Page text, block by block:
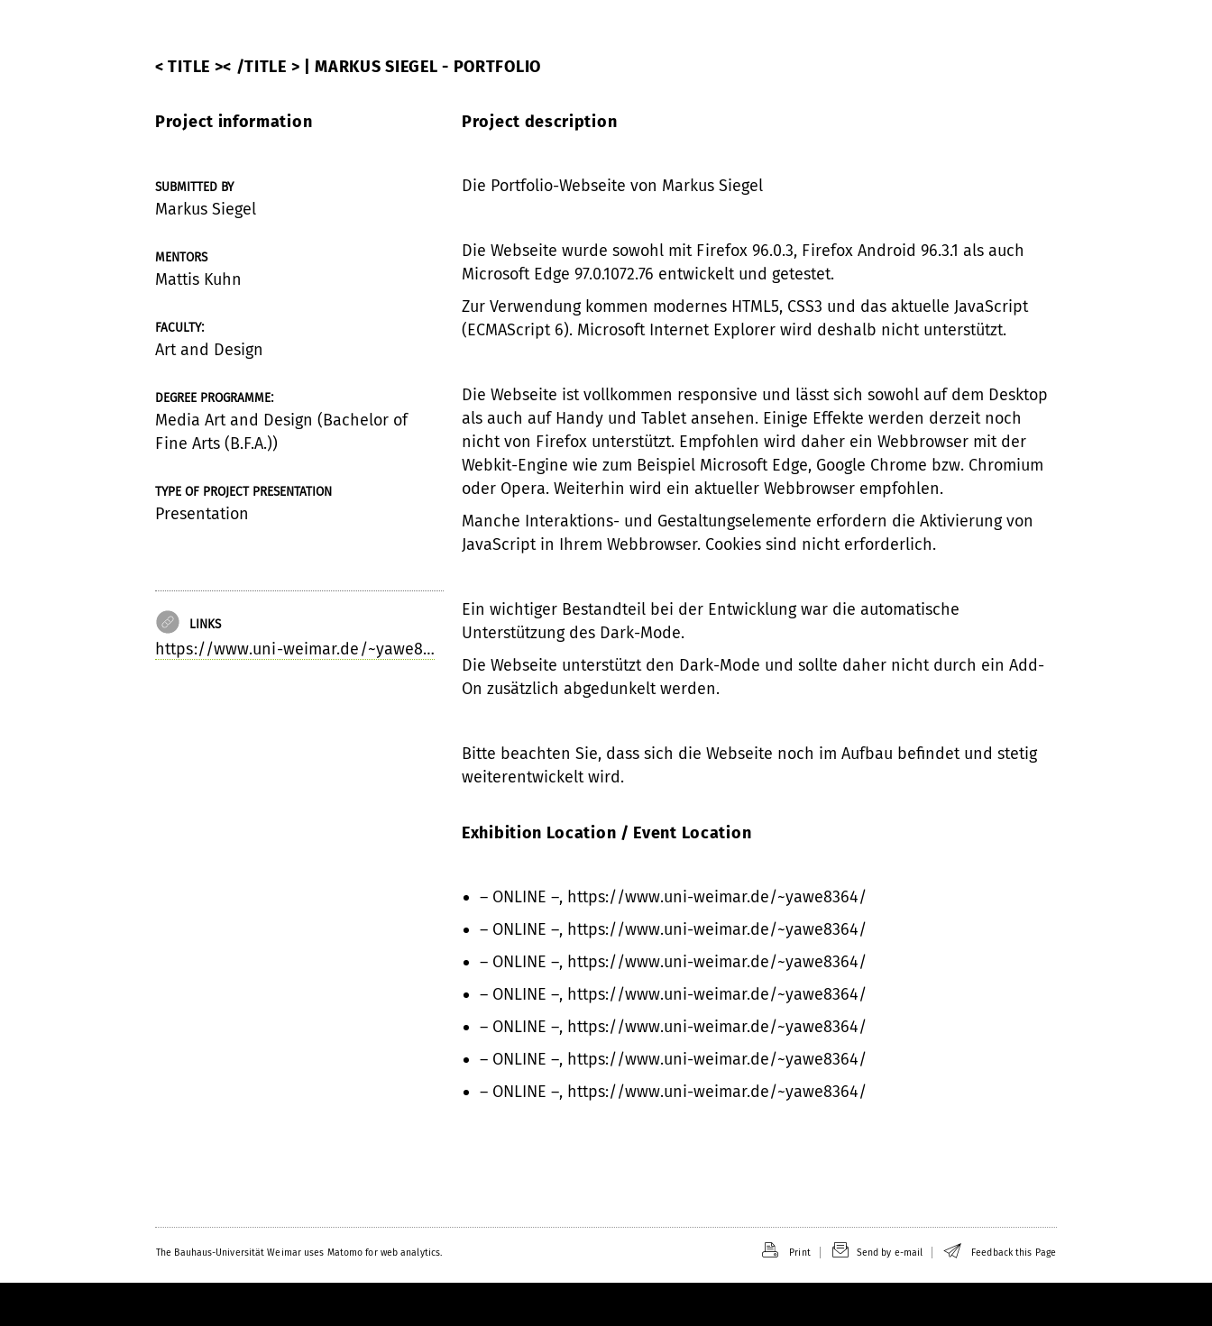
< TITLE >< /TITLE > | MARKUS SIEGEL - PORTFOLIO
Project information
SUBMITTED BY
Markus Siegel
MENTORS
Mattis Kuhn
FACULTY:
Art and Design
DEGREE PROGRAMME:
Media Art and Design (Bachelor of
Fine Arts (B.F.A.))
TYPE OF PROJECT PRESENTATION
Presentation
LINKS
https://www.uni-weimar.de/~yawe8…
Project description
Die Portfolio-Webseite von Markus Siegel
Die Webseite wurde sowohl mit Firefox 96.0.3, Firefox Android 96.3.1 als auch
Microsoft Edge 97.0.1072.76 entwickelt und getestet.
Zur Verwendung kommen modernes HTML5, CSS3 und das aktuelle JavaScript
(ECMAScript 6). Microsoft Internet Explorer wird deshalb nicht unterstützt.
Die Webseite ist vollkommen responsive und lässt sich sowohl auf dem Desktop
als auch auf Handy und Tablet ansehen. Einige Effekte werden derzeit noch
nicht von Firefox unterstützt. Empfohlen wird daher ein Webbrowser mit der
Webkit-Engine wie zum Beispiel Microsoft Edge, Google Chrome bzw. Chromium
oder Opera. Weiterhin wird ein aktueller Webbrowser empfohlen.
Manche Interaktions- und Gestaltungselemente erfordern die Aktivierung von
JavaScript in Ihrem Webbrowser. Cookies sind nicht erforderlich.
Ein wichtiger Bestandteil bei der Entwicklung war die automatische
Unterstützung des Dark-Mode.
Die Webseite unterstützt den Dark-Mode und sollte daher nicht durch ein Add-
On zusätzlich abgedunkelt werden.
Bitte beachten Sie, dass sich die Webseite noch im Aufbau befindet und stetig
weiterentwickelt wird.
Exhibition Location / Event Location
– ONLINE –, https://www.uni-weimar.de/~yawe8364/
– ONLINE –, https://www.uni-weimar.de/~yawe8364/
– ONLINE –, https://www.uni-weimar.de/~yawe8364/
– ONLINE –, https://www.uni-weimar.de/~yawe8364/
– ONLINE –, https://www.uni-weimar.de/~yawe8364/
– ONLINE –, https://www.uni-weimar.de/~yawe8364/
– ONLINE –, https://www.uni-weimar.de/~yawe8364/
The Bauhaus-Universität Weimar uses Matomo for web analytics. Print Send by e-mail Feedback this Page